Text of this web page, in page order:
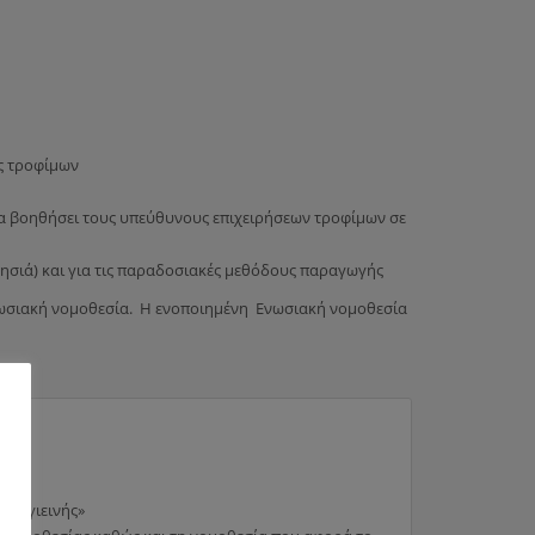
τροφίμων
τους υπεύθυνους επιχειρήσεων τροφίμων σε
και για τις παραδοσιακές μεθόδους παραγωγής
νομοθεσία. Η ενοποιημένη Ενωσιακή νομοθεσία
Υγιεινής»